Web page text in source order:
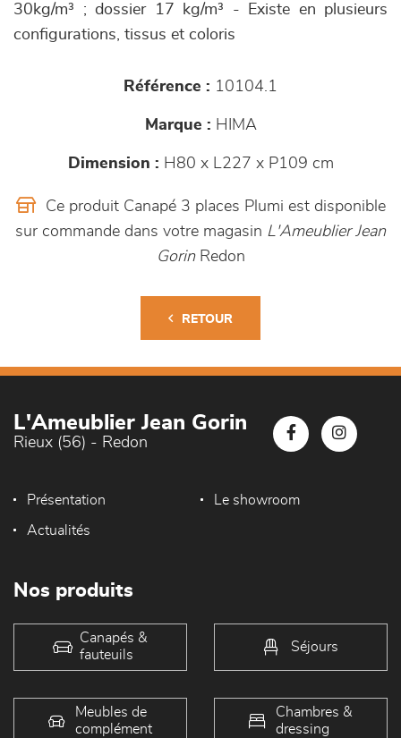
30kg/m³ ; dossier 17 kg/m³ - Existe en plusieurs
configurations, tissus et coloris
Référence : 10104.1
Marque : HIMA
Dimension : H80 x L227 x P109 cm
Ce produit Canapé 3 places Plumi est disponible
sur commande dans votre magasin L'Ameublier Jean
GorinRedon
RETOUR
L'Ameublier Jean Gorin
Rieux (56) - Redon
Présentation Le showroom
Actualités
Nos produits
Canapés &
fauteuils
Séjours
Meubles de
complément
Chambres &
dressing